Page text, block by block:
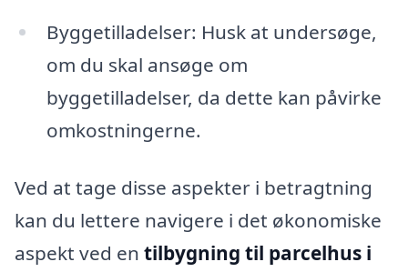
Byggetilladelser: Husk at undersøge,
om du skal ansøge om
byggetilladelser, da dette kan påvirke
omkostningerne.
Ved at tage disse aspekter i betragtning
kan du lettere navigere i det økonomiske
aspekt ved en tilbygning til parcelhus i